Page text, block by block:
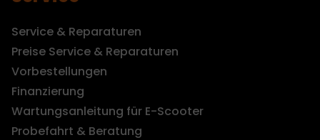
Service & Reparaturen
Preise Service & Reparaturen
Vorbestellungen
Finanzierung
Wartungsanleitung für E-Scooter
Probefahrt & Beratung